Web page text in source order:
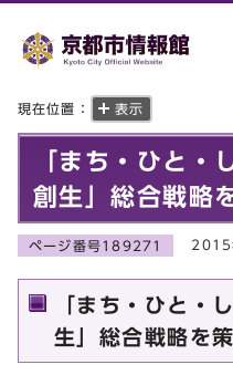
現在位置： 表示
「まち・ひと・
創生」総合戦略
ページ番号189271 2015
「まち・ひと・
生」総合戦略を策